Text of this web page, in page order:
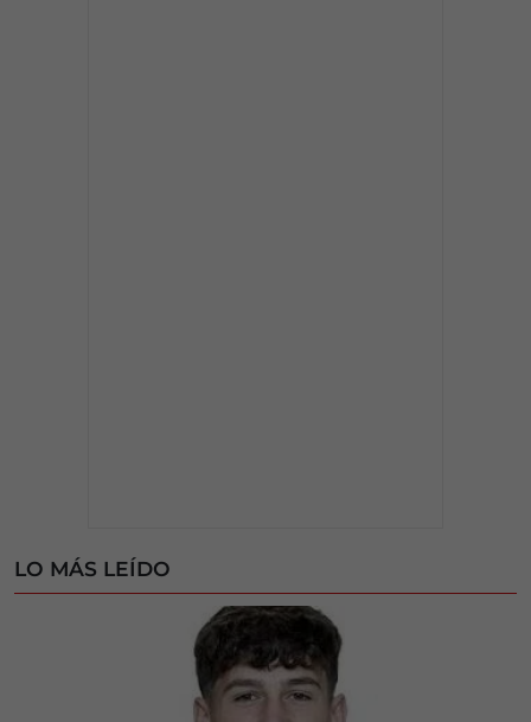
LO MÁS LEÍDO